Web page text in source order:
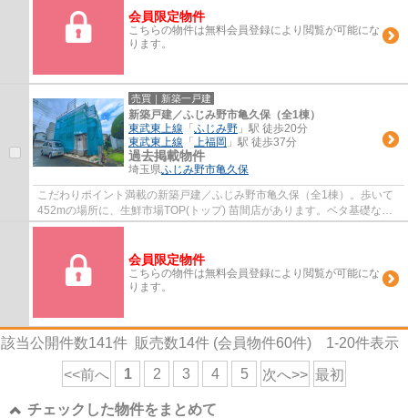
会員限定物件
こちらの物件は無料会員登録により閲覧が可能にな
ります。
売買｜新築一戸建
新築戸建／ふじみ野市亀久保（全1棟）
東武東上線 「 ふじみ野 」駅 徒歩20分
東武東上線 「 上福岡 」駅 徒歩37分
過去掲載物件
埼玉県ふじみ野市亀久保
こだわりポイント満載の新築戸建／ふじみ野市亀久保（全1棟）。歩いて
452mの場所に、生鮮市場TOP(トップ) 苗間店があります。ベタ基礎なの
で床下の湿気も気になりません。築2年以内の...
会員限定物件
こちらの物件は無料会員登録により閲覧が可能にな
ります。
該当公開件数141件 販売数14件 (会員物件60件) 1-20件表示
<<前へ 1 2 3 4 5 次へ>> 最初
チェックした物件をまとめて